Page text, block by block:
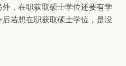
，在职获取硕士学位还要有学
若想在职获取硕士学位，是没